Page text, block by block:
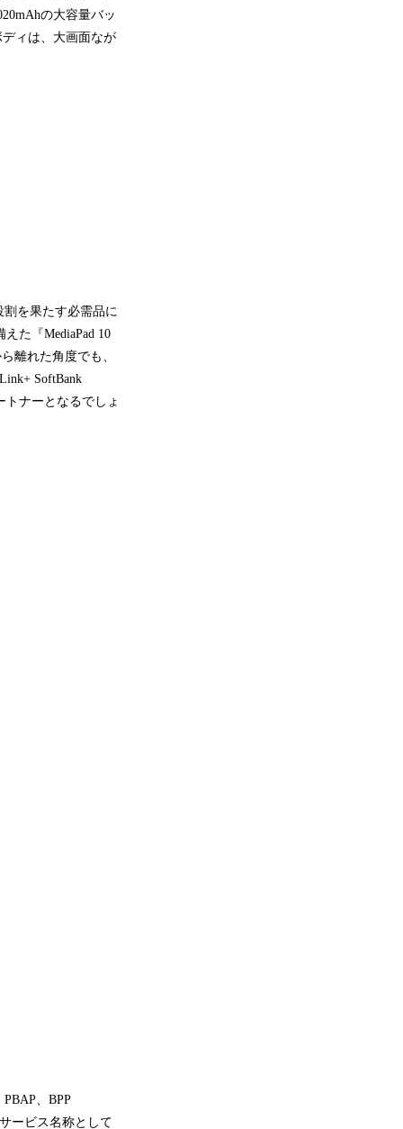
の大容量バッ
ィは、大画面なが
割を果たす必需品に
た『MediaPad 10
離れた角度でも、
SoftBank
ナーとなるでしょ
、BPP
ービス名称として